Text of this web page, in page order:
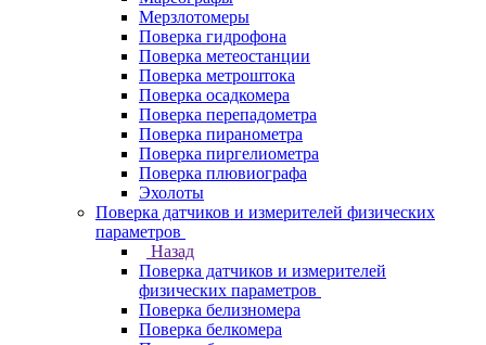
Мерзлотомеры
Поверка гидрофона
Поверка метеостанции
Поверка метроштока
Поверка осадкомера
Поверка перепадометра
Поверка пиранометра
Поверка пиргелиометра
Поверка плювиографа
Эхолоты
Поверка датчиков и измерителей физических
параметров
Назад
Поверка датчиков и измерителей
физических параметров
Поверка белизномера
Поверка белкомера